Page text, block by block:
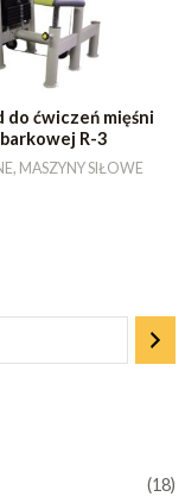
(18)
do ćwiczeń mięśni
R-3
MASZYNY SIŁOWE